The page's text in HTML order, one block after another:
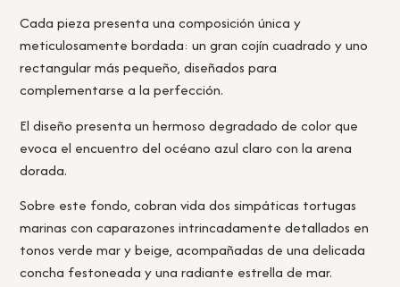
Cada pieza presenta una composición única y
meticulosamente bordada: un gran cojín cuadrado y uno
rectangular más pequeño, diseñados para
complementarse a la perfección.
El diseño presenta un hermoso degradado de color que
evoca el encuentro del océano azul claro con la arena
dorada.
Sobre este fondo, cobran vida dos simpáticas tortugas
marinas con caparazones intrincadamente detallados en
tonos verde mar y beige, acompañadas de una delicada
concha festoneada y una radiante estrella de mar.